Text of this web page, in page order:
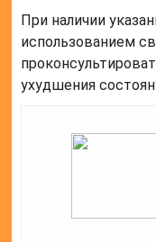
При наличии
использованием
ухудшения